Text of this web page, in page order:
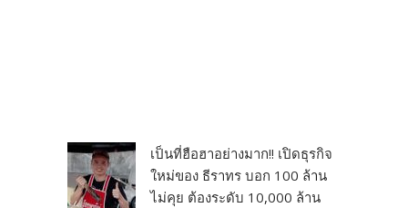
เป็นที่ฮือฮาอย่างมาก!! เปิดธุรกิจ
ใหม่ของ ธีราทร บอก 100 ล้าน
ไม่คุย ต้องระดับ 10,000 ล้าน